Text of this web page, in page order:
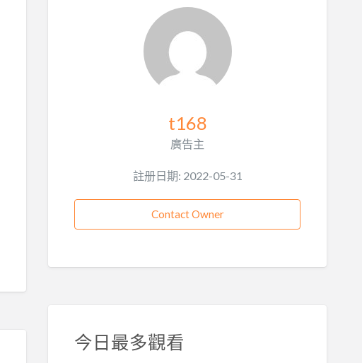
t168
廣告主
註册日期: 2022-05-31
Contact Owner
今日最多觀看